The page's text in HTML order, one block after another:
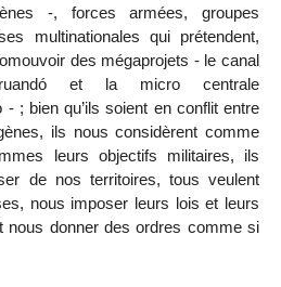
-, forces armées, groupes
multinationales qui prétendent,
des mégaprojets - le canal
Truandó et la micro centrale
- ; bien qu’ils soient en conflit entre
ils nous considèrent comme
leurs objectifs militaires, ils
de nos territoires, tous veulent
nous imposer leurs lois et leurs
nous donner des ordres comme si